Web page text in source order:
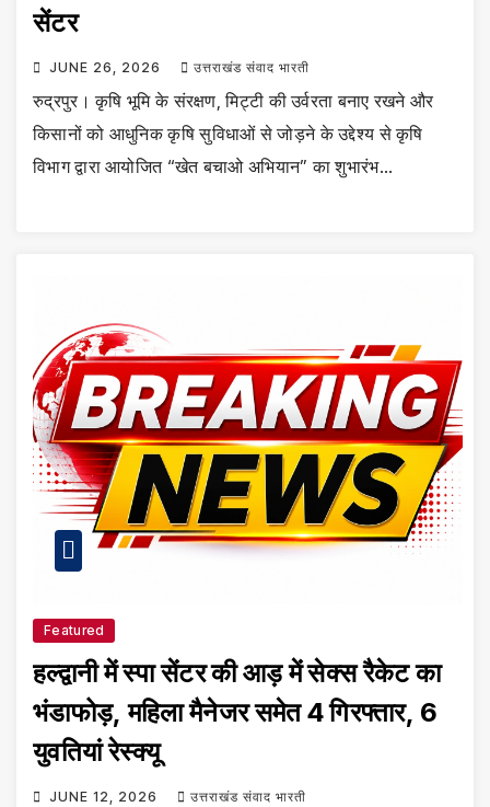
सेंटर
JUNE 26, 2026 उत्तराखंड संवाद भारती
रुद्रपुर। कृषि भूमि के संरक्षण, मिट्टी की उर्वरता बनाए रखने और
किसानों को आधुनिक कृषि सुविधाओं से जोड़ने के उद्देश्य से कृषि
विभाग द्वारा आयोजित “खेत बचाओ अभियान” का शुभारंभ…
Featured
हल्द्वानी में स्पा सेंटर की आड़ में सेक्स रैकेट का
भंडाफोड़, महिला मैनेजर समेत 4 गिरफ्तार, 6
युवतियां रेस्क्यू
JUNE 12, 2026 उत्तराखंड संवाद भारती